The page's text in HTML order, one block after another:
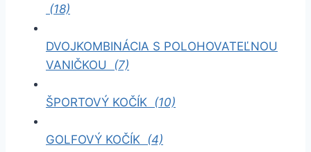
(18)
DVOJKOMBINÁCIA S POLOHOVATEĽNOU
VANIČKOU (7)
ŠPORTOVÝ KOČÍK (10)
GOLFOVÝ KOČÍK (4)